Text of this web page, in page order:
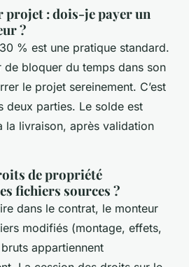
projet : dois-je payer un
?
% est une pratique standard.
de bloquer du temps dans son
le projet sereinement. C’est
deux parties. Le solde est
la livraison, après validation
de propriété
fichiers sources ?
dans le contrat, le monteur
modifiés (montage, effets,
appartiennent